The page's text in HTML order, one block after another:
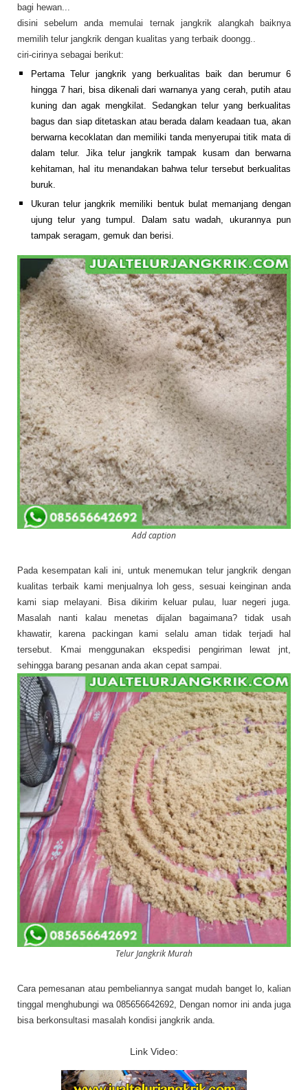
bagi hewan...
disini sebelum anda memulai ternak jangkrik alangkah baiknya
memilih telur jangkrik dengan kualitas yang terbaik doongg..
ciri-cirinya sebagai berikut:
Pertama Telur jangkrik yang berkualitas baik dan berumur 6
hingga 7 hari, bisa dikenali dari warnanya yang cerah, putih atau
kuning dan agak mengkilat. Sedangkan telur yang berkualitas
bagus dan siap ditetaskan atau berada dalam keadaan tua, akan
berwarna kecoklatan dan memiliki tanda menyerupai titik mata di
dalam telur. Jika telur jangkrik tampak kusam dan berwarna
kehitaman, hal itu menandakan bahwa telur tersebut berkualitas
buruk.
Ukuran telur jangkrikmemiliki bentuk bulat memanjang dengan
ujung telur yang tumpul. Dalam satu wadah, ukurannya pun
tampak seragam, gemuk dan berisi.
Add caption
Pada kesempatan kali ini, untuk menemukan telur jangkrik dengan
kualitas terbaik kami menjualnya loh gess, sesuai keinginan anda
kami siap melayani. Bisa dikirim keluar pulau, luar negeri juga.
Masalah nanti kalau menetas dijalan bagaimana? tidak usah
khawatir, karena packingan kami selalu aman tidak terjadi hal
tersebut. Kmai menggunakan ekspedisi pengiriman lewat jnt,
sehingga barang pesanan anda akan cepat sampai.
Telur Jangkrik Murah
Cara pemesanan atau pembeliannya sangat mudah banget lo, kalian
tinggal menghubungi wa 085656642692, Dengan nomor ini anda juga
bisa berkonsultasi masalah kondisi jangkrik anda.
Link Video: